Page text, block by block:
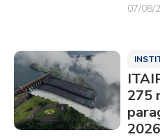
07/08/
275